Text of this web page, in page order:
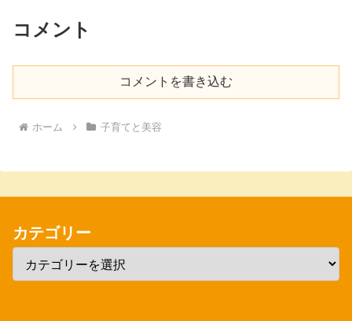
コメント
コメントを書き込む
ホーム 子育てと美容
カテゴリー